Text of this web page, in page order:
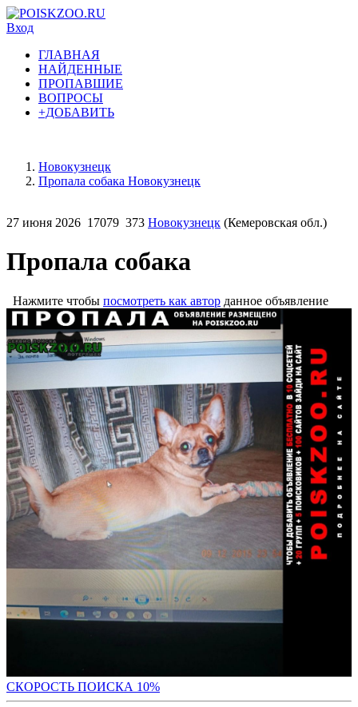
Вход
ГЛАВНАЯ
НАЙДЕННЫЕ
ПРОПАВШИЕ
ВОПРОСЫ
+ДОБАВИТЬ
Новокузнецк
Пропала собака Новокузнецк
27 июня 2026 17079 373 Новокузнецк (Кемеровская обл.)
Пропала собака
Нажмите чтобы посмотреть как автор данное объявление
СКОРОСТЬ ПОИСКА 10%